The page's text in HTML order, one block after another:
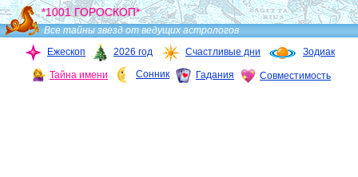
*1001 ГОРОСКОП*
Все тайны звезд от ведущих астрологов
Ежескоп
2026 год Счастливые дни Зодиак
Тайна имени Сонник Гадания Совместимость